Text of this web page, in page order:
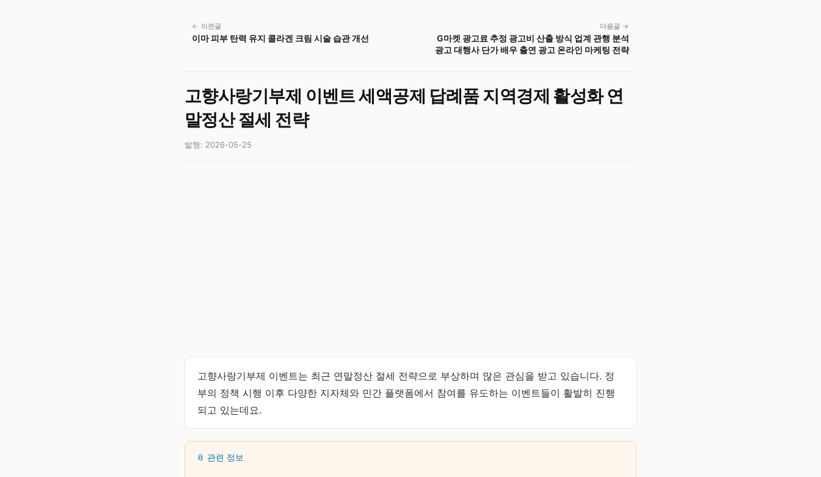
← 이전글
이마 피부 탄력 유지 콜라겐 크림 시술 습관 개선
다음글 →
G마켓 광고료 추정 광고비 산출 방식 업계 관행 분석
광고 대행사 단가 배우 출연 광고 온라인 마케팅 전략
고향사랑기부제 이벤트 세액공제 답례품 지역경제 활성화 연
말정산 절세 전략
발행: 2026-05-25
고향사랑기부제 이벤트는 최근 연말정산 절세 전략으로 부상하며 많은 관심을 받고 있습니다. 정
부의 정책 시행 이후 다양한 지자체와 민간 플랫폼에서 참여를 유도하는 이벤트들이 활발히 진행
되고 있는데요.
📎 관련 정보